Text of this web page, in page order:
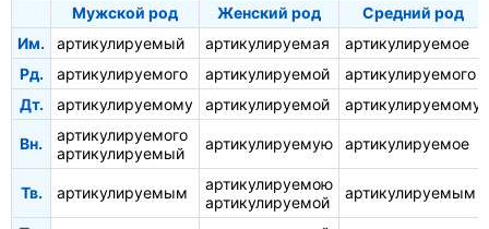
Мужской род
Женский род
Средний род
Им.
артикулируемый артикулируемая
артикулируемое
Рд.
артикулируемого артикулируемой
артикулируемого
Дт.
артикулируемому артикулируемой артикулируемому
Вн.
артикулируемого
артикулируемый
артикулируемую артикулируемое
Тв. артикулируемым
артикулируемою
артикулируемой
артикулируемым